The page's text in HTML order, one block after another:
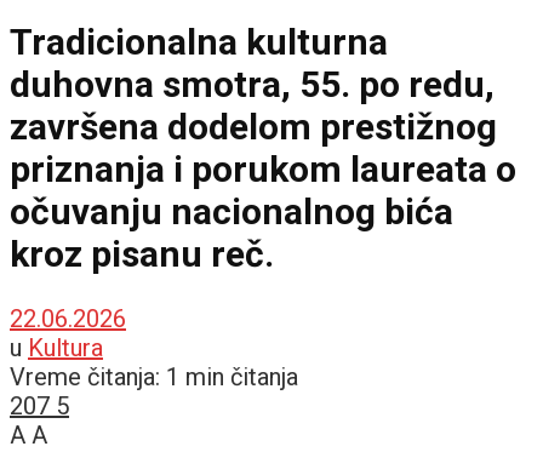
Tradicionalna kulturna
duhovna smotra, 55. po redu,
završena dodelom prestižnog
priznanja i porukom laureata o
očuvanju nacionalnog bića
kroz pisanu reč.
22.06.2026
u Kultura
Vreme čitanja: 1 min čitanja
207 5
A A